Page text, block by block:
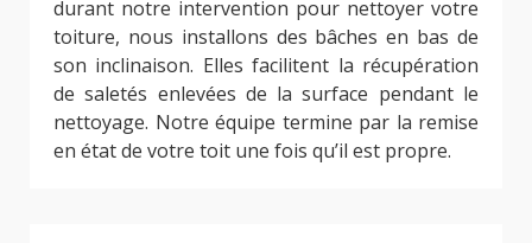
durant notre intervention pour nettoyer votre
toiture, nous installons des bâches en bas de
son inclinaison. Elles facilitent la récupération
de saletés enlevées de la surface pendant le
nettoyage. Notre équipe termine par la remise
en état de votre toit une fois qu’il est propre.